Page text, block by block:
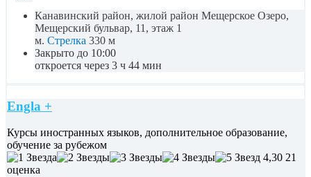
Канавинский район, жилой район Мещерское Озеро,
Мещерский бульвар, 11, этаж 1
м. Стрелка 330 м
Закрыто до 10:00
откроется через 3 ч 44 мин
Engla +
Курсы иностранных языков, дополнительное образование,
обучение за рубежом
4,30 21
оценка